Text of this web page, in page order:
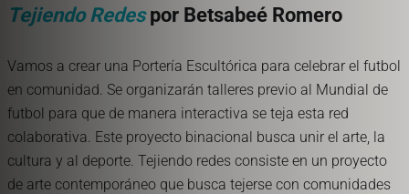
Tejiendo Redespor Betsabeé Romero
Vamos a crear una Portería Escultórica para celebrar el futbol
en comunidad. Se organizarán talleres previo al Mundial de
futbol para que de manera interactiva se teja esta red
colaborativa. Este proyecto binacional busca unir el arte, la
cultura y al deporte. Tejiendo redes consiste en un proyecto
de arte contemporáneo que busca tejerse con comunidades